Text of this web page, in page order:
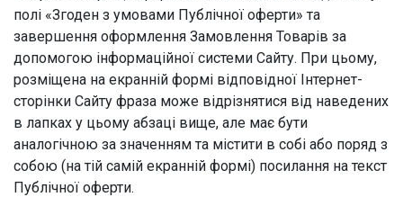
полі «Згоден з умовами Публічної оферти» та
завершення оформлення Замовлення Товарів за
допомогою інформаційної системи Сайту. При цьому,
розміщена на екранній формі відповідної Інтернет-
сторінки Сайту фраза може відрізнятися від наведених
в лапках у цьому абзаці вище, але має бути
аналогічною за значенням та містити в собі або поряд з
собою (на тій самій екранній формі) посилання на текст
Публічної оферти.